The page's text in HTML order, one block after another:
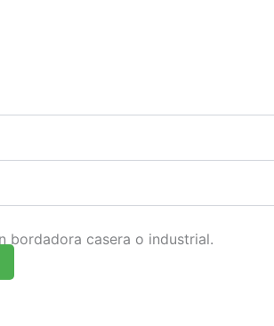
bordadora casera o industrial.